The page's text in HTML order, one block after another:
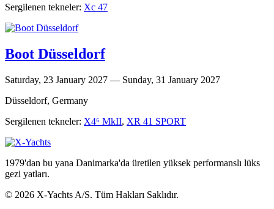
Sergilenen tekneler: Xc 47
Boot Düsseldorf
Saturday, 23 January 2027 — Sunday, 31 January 2027
Düsseldorf, Germany
Sergilenen tekneler: X4⁶ MkII, XR 41 SPORT
1979'dan bu yana Danimarka'da üretilen yüksek performanslı lüks
gezi yatları.
© 2026 X-Yachts A/S. Tüm Hakları Saklıdır.